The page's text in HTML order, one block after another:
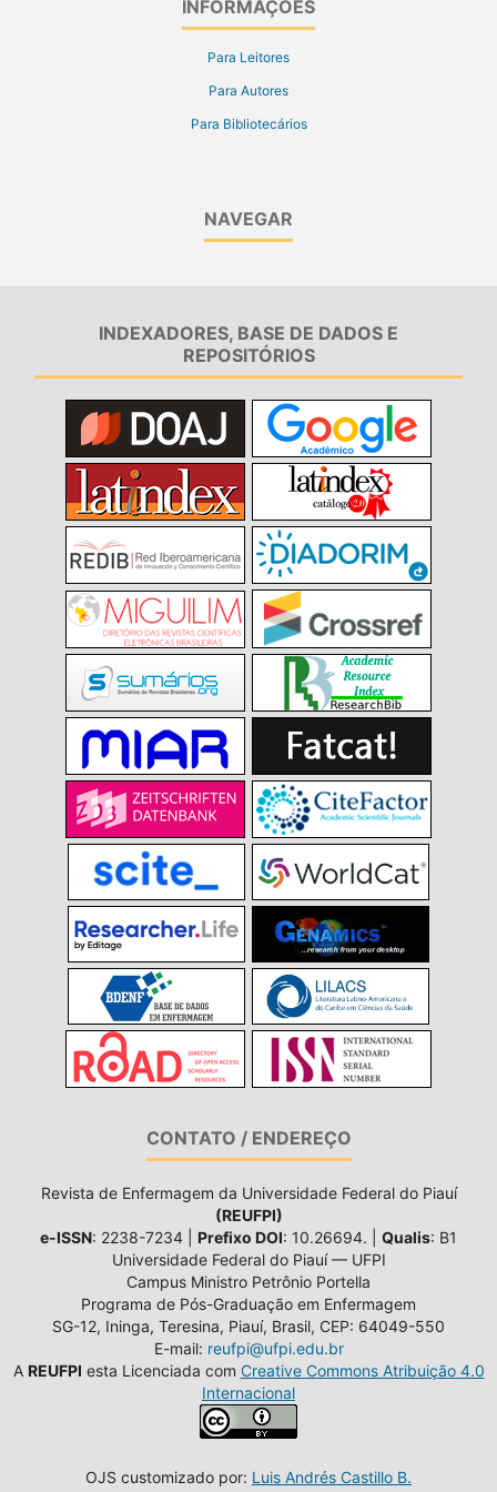
INFORMAÇÕES
Para Leitores
Para Autores
Para Bibliotecários
NAVEGAR
INDEXADORES, BASE DE DADOS E
REPOSITÓRIOS
CONTATO / ENDEREÇO
Revista de Enfermagem da Universidade Federal do Piauí
(REUFPI)
e-ISSN: 2238-7234 | Prefixo DOI: 10.26694. | Qualis: B1
Universidade Federal do Piauí — UFPI
Campus Ministro Petrônio Portella
Programa de Pós-Graduação em Enfermagem
SG-12, Ininga, Teresina, Piauí, Brasil, CEP: 64049-550
E-mail: reufpi@ufpi.edu.br
A REUFPI esta Licenciada com Creative Commons Atribuição 4.0
Internacional
OJS customizado por: Luis Andrés Castillo B.